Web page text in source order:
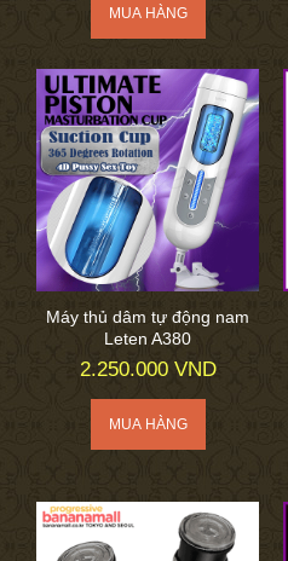
Máy thủ dâm tự động nam
Leten A380
2.250.000 VND